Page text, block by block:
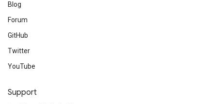
Blog
Forum
GitHub
Twitter
YouTube
Support